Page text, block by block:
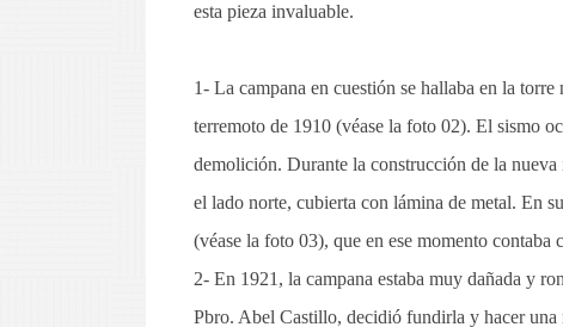
esta pieza invaluable.
1- La campana en cuestión se hallaba en la
terremoto de 1910 (véase la foto 02). El sismo
demolición. Durante la construcción de la
el lado norte, cubierta con lámina de metal. En
(véase la foto 03), que en ese momento contaba
2- En 1921, la campana estaba muy dañada y
Pbro. Abel Castillo, decidió fundirla y hacer